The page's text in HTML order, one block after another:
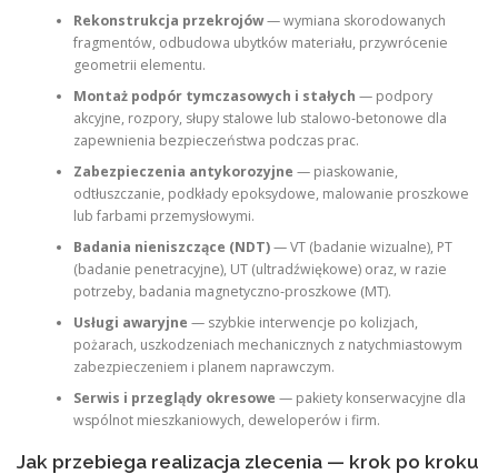
Rekonstrukcja przekrojów— wymiana skorodowanych
fragmentów, odbudowa ubytków materiału, przywrócenie
geometrii elementu.
Montaż podpór tymczasowych i stałych — podpory
akcyjne, rozpory, słupy stalowe lub stalowo‑betonowe dla
zapewnienia bezpieczeństwa podczas prac.
Zabezpieczenia antykorozyjne — piaskowanie,
odtłuszczanie, podkłady epoksydowe, malowanie proszkowe
lub farbami przemysłowymi.
Badania nieniszczące (NDT)— VT (badanie wizualne), PT
(badanie penetracyjne), UT (ultradźwiękowe) oraz, w razie
potrzeby, badania magnetyczno‑proszkowe (MT).
Usługi awaryjne — szybkie interwencje po kolizjach,
pożarach, uszkodzeniach mechanicznych z natychmiastowym
zabezpieczeniem i planem naprawczym.
Serwis i przeglądy okresowe — pakiety konserwacyjne dla
wspólnot mieszkaniowych, deweloperów i firm.
Jak przebiega realizacja zlecenia — krok po kroku